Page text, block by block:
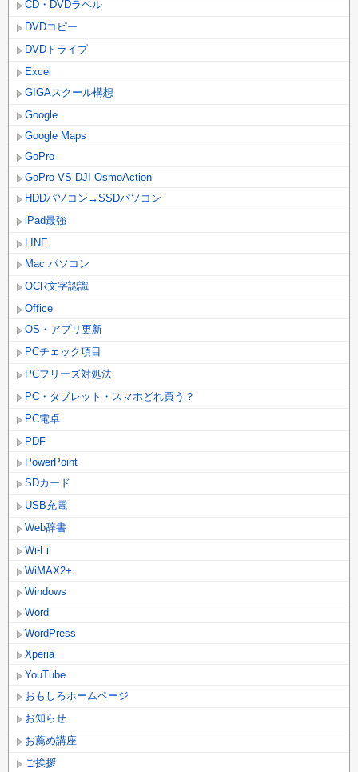
CD・DVDラベル
DVDコピー
DVDドライブ
Excel
GIGAスクール構想
Google
Google Maps
GoPro
GoPro VS DJI OsmoAction
HDDパソコン→SSDパソコン
iPad最強
LINE
Mac パソコン
OCR文字認識
Office
OS・アプリ更新
PCチェック項目
PCフリーズ対処法
PC・タブレット・スマホどれ買う？
PC電卓
PDF
PowerPoint
SDカード
USB充電
Web辞書
Wi-Fi
WiMAX2+
Windows
Word
WordPress
Xperia
YouTube
おもしろホームページ
お知らせ
お薦め講座
ご挨拶